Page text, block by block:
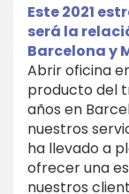
Este 2021
será la
Barcelona y
Abrir oficina
producto del
años en
nuestros
ha llevado a
ofrecer una
nuestros